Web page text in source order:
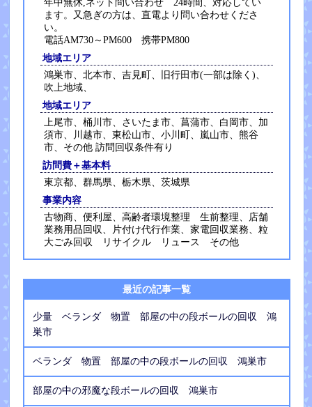
年中無休,ネット問い合わせ 24時間、対応してい
ます。又急ぎの方は、直電より問い合わせくださ
い。
電話AM730～PM600 携帯PM800
地域エリア
鴻巣市、北本市、吉見町、旧行田市(一部は除く)、
吹上地域、
地域エリア
上尾市、桶川市、さいたま市、菖蒲市、白岡市、加
須市、川越市、東松山市、小川町、嵐山市、熊谷
市、その他 訪問回収条件有り
訪問費＋基本料
東京都、群馬県、栃木県、茨城県
事業内容
古物商、便利屋、高齢者環境整理 生前整理、店舗
業務用品回収、片付け代行作業、家電回収業務、粒
大ごみ回収 リサイクル リュース その他
最近の記事一覧
少量 ベランダ 物置 部屋の中の段ボールの回収 鴻
巣市
ベランダ 物置 部屋の中の段ボールの回収 鴻巣市
部屋の中の邪魔な段ボールの回収 鴻巣市